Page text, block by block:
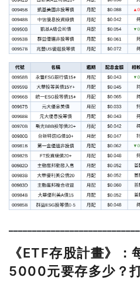
《ETF存股計畫》：
5000元要存多少？